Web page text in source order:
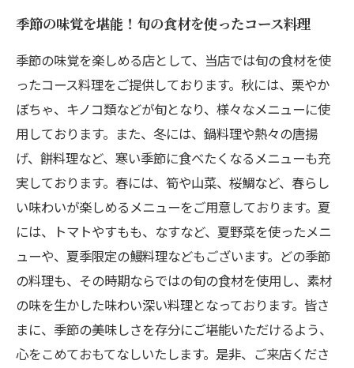
季節の味覚を堪能！旬の食材を使ったコース料理
季節の味覚を楽しめる店として、当店では旬の食材を使
ったコース料理をご提供しております。秋には、栗やか
ぼちゃ、キノコ類などが旬となり、様々なメニューに使
用しております。また、冬には、鍋料理や熱々の唐揚
げ、餅料理など、寒い季節に食べたくなるメニューも充
実しております。春には、筍や山菜、桜鯛など、春らし
い味わいが楽しめるメニューをご用意しております。夏
には、トマトやすもも、なすなど、夏野菜を使ったメニ
ューや、夏季限定の鰻料理などもございます。どの季節
の料理も、その時期ならではの旬の食材を使用し、素材
の味を生かした味わい深い料理となっております。皆さ
まに、季節の美味しさを存分にご堪能いただけるよう、
心をこめておもてなしいたします。是非、ご来店くださ